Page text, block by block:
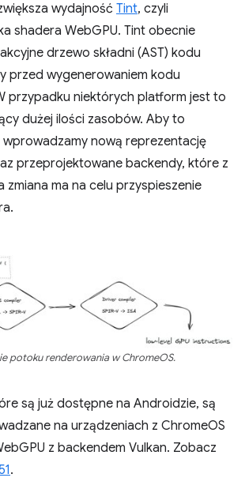
wydajność Tint, czyli
shadera WebGPU. Tint obecnie
drzewo składni (AST) kodu
przed wygenerowaniem kodu
przypadku niektórych platform jest to
dużej ilości zasobów. Aby to
nową reprezentację
przeprojektowane backendy, które z
zmiana ma na celu przyspieszenie
potoku renderowania w ChromeOS.
są już dostępne na Androidzie, są
na urządzeniach z ChromeOS
z backendem Vulkan. Zobacz
.